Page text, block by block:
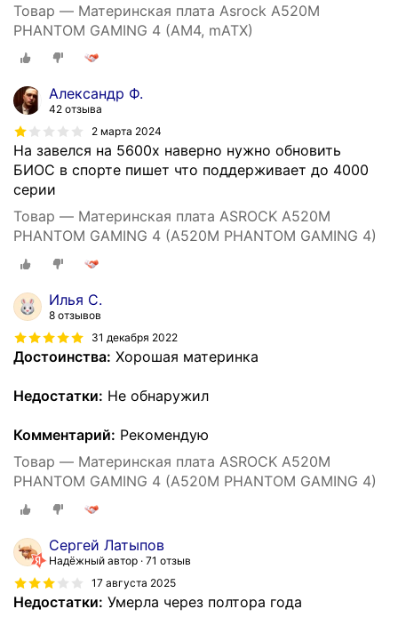
Товар — Материнская плата Asrock A520M
PHANTOM GAMING 4 (AM4, mATX)
Александр Ф.
42 отзыва
2 марта 2024
На завелся на 5600x наверно нужно обновить
БИОС в спорте пишет что поддерживает до 4000
серии
Товар — Материнская плата ASROCK A520M
PHANTOM GAMING 4 (A520M PHANTOM GAMING 4)
Илья С.
8 отзывов
31 декабря 2022
Достоинства: Хорошая материнка
Недостатки: Не обнаружил
Комментарий: Рекомендую
Товар — Материнская плата ASROCK A520M
PHANTOM GAMING 4 (A520M PHANTOM GAMING 4)
Сергей Латыпов
Надёжный автор 71 отзыв
17 августа 2025
Недостатки: Умерла через полтора года